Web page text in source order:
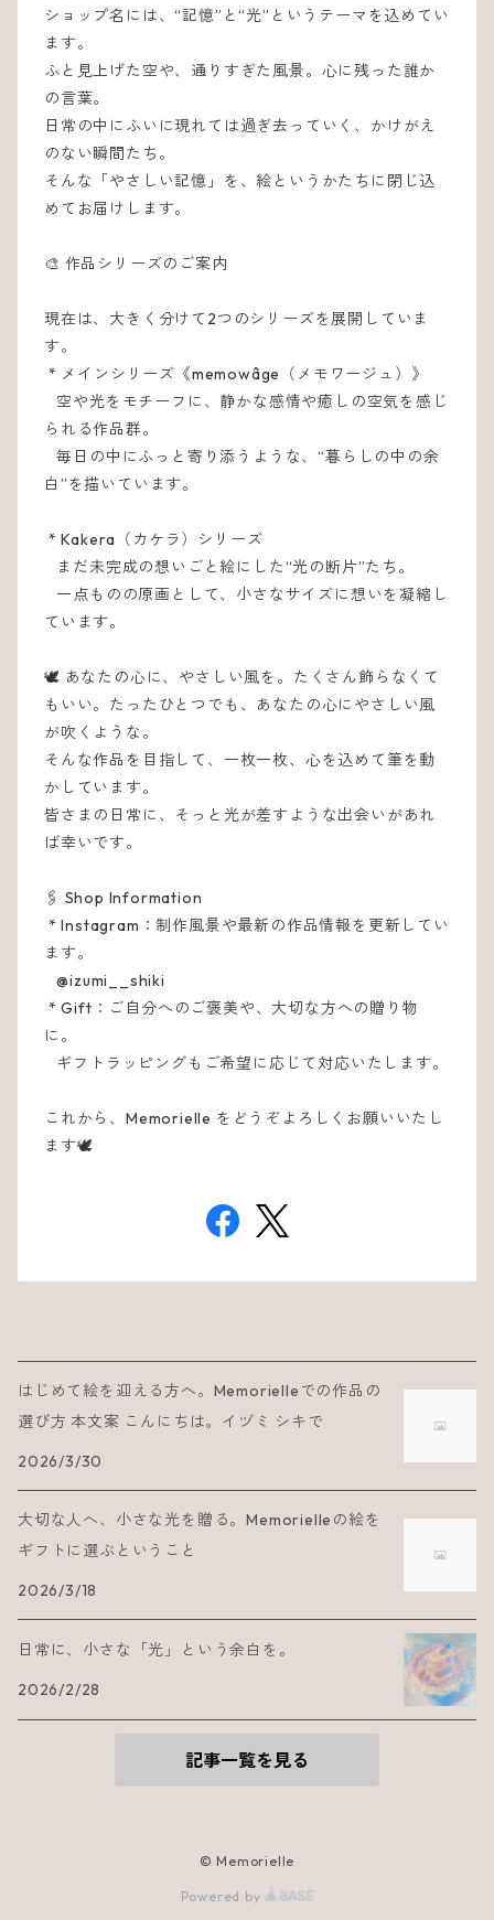
ショップ名には、“記憶”と“光”というテーマを込めてい
ます。
ふと見上げた空や、通りすぎた風景。心に残った誰か
の言葉。
日常の中にふいに現れては過ぎ去っていく、かけがえ
のない瞬間たち。
そんな「やさしい記憶」を、絵というかたちに閉じ込
めてお届けします。
🎨 作品シリーズのご案内
現在は、大きく分けて2つのシリーズを展開していま
す。
* メインシリーズ《memowâge（メモワージュ）》
空や光をモチーフに、静かな感情や癒しの空気を感じ
られる作品群。
毎日の中にふっと寄り添うような、“暮らしの中の余
白”を描いています。
* Kakera（カケラ）シリーズ
まだ未完成の想いごと絵にした“光の断片”たち。
一点ものの原画として、小さなサイズに想いを凝縮し
ています。
🕊️ あなたの心に、やさしい風を。 たくさん飾らなくて
もいい。 たったひとつでも、あなたの心にやさしい風
が吹くような。
そんな作品を目指して、一枚一枚、心を込めて筆を動
かしています。
皆さまの日常に、そっと光が差すような出会いがあれ
ば幸いです。
🖇️ Shop Information
* Instagram：制作風景や最新の作品情報を更新してい
ます。
@izumi__shiki
* Gift：ご自分へのご褒美や、大切な方への贈り物
に。
ギフトラッピングもご希望に応じて対応いたします。
これから、Memorielle をどうぞよろしくお願いいたし
ます🕊
はじめて絵を迎える方へ。Memorielleでの作品の
選び方 本文案 こんにちは。イヅミ シキで
2026/3/30
大切な人へ、小さな光を贈る。Memorielleの絵を
ギフトに選ぶということ
2026/3/18
日常に、小さな「光」という余白を。
2026/2/28
記事一覧を見る
© Memorielle
Powered by